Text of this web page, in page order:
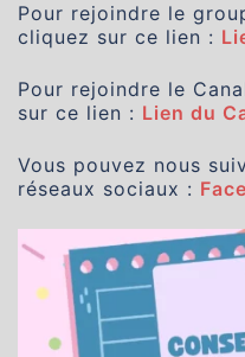
Pour rejoindre le
cliquez sur ce lien :
Pour rejoindre le
sur ce lien : Lien du
Vous pouvez nous
réseaux sociaux :